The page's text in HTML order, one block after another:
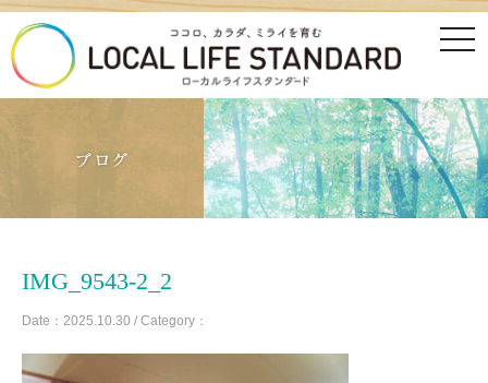
IMG_9543-2_2
Date：2025.10.30 / Category：